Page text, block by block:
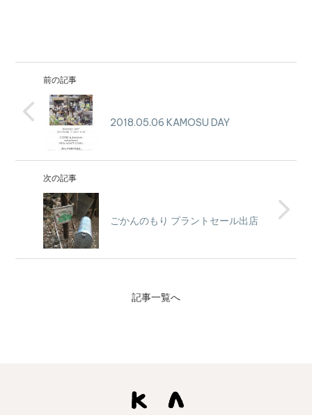
前の記事
2018.05.06 KAMOSU DAY
次の記事
ごかんのもり プラントセール出店
記事一覧へ